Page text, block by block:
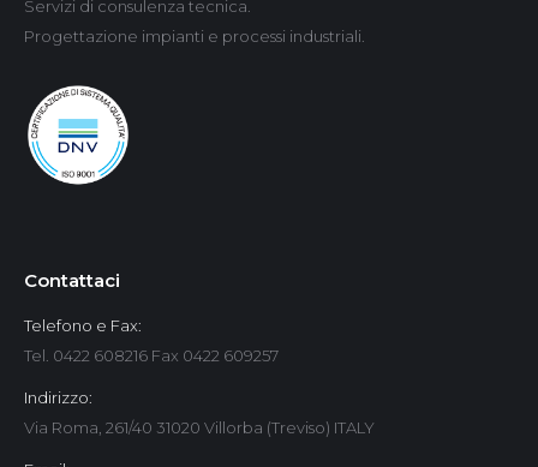
Servizi di consulenza tecnica.
Progettazione impianti e processi industriali.
Contattaci
Telefono e Fax:
Tel. 0422 608216 Fax 0422 609257
Indirizzo:
Via Roma, 261/40 31020 Villorba (Treviso) ITALY